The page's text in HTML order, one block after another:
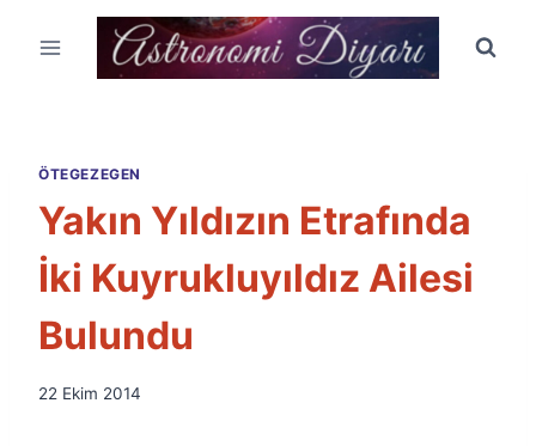
ÖTEGEZEGEN
Yakın Yıldızın Etrafında
İki Kuyrukluyıldız Ailesi
Bulundu
By
22 Ekim 2014